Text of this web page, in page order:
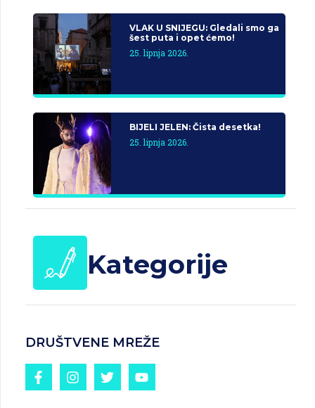
VLAK U SNIJEGU: Gledali smo ga
šest puta i opet ćemo!
25. lipnja 2026.
BIJELI JELEN: Čista desetka!
25. lipnja 2026.
Kategorije
DRUŠTVENE MREŽE